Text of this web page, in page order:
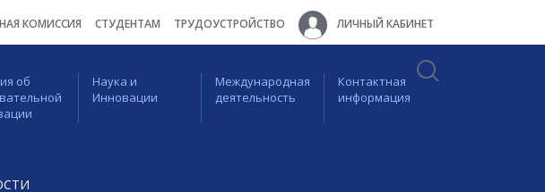
КОМИССИЯ СТУДЕНТАМ ТРУДОУСТРОЙСТВО ЛИЧНЫЙ КАБИНЕТ
об
Наука и
Инновации
Международная
деятельность
Контактная
информация